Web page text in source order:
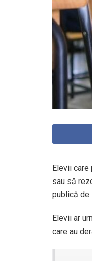
Elevii
sau să
publică de
Elevii ar
care au